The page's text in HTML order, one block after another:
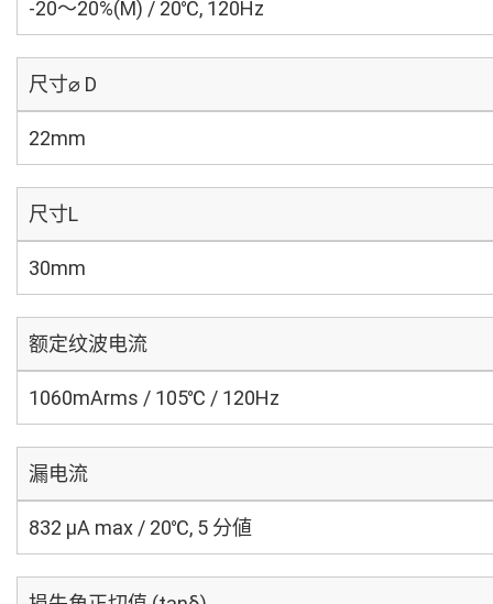
-20～20%(M) / 20℃, 120Hz
尺寸⌀ D
22mm
尺寸L
30mm
额定纹波电流
1060mArms / 105℃ / 120Hz
漏电流
832 μA max / 20℃, 5 分値